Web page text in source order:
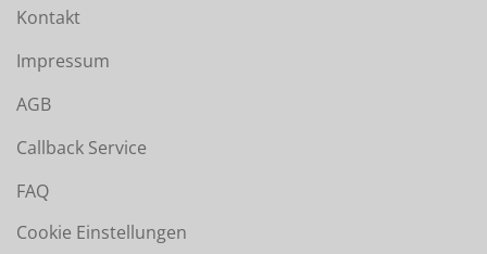
Kontakt
Impressum
AGB
Callback Service
FAQ
Cookie Einstellungen